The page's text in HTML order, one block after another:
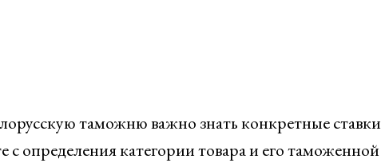
таможню важно знать конкретные ставки
определения категории товара и его таможенной